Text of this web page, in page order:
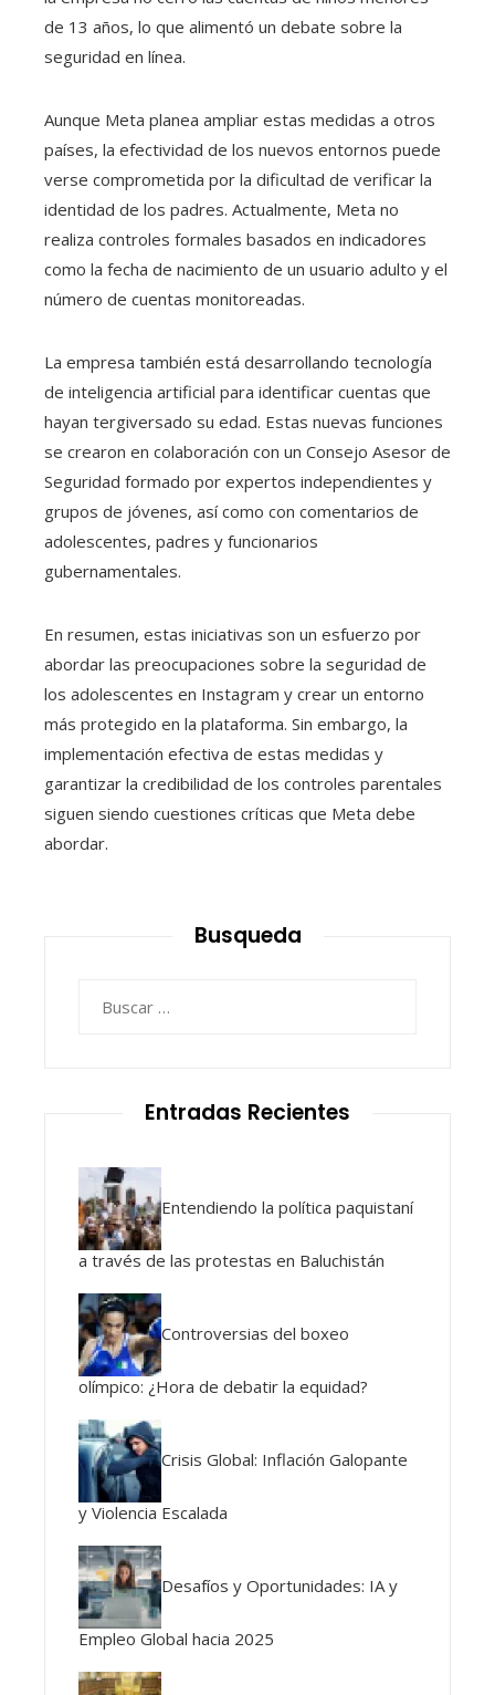
de 13 años, lo que alimentó un debate sobre la
seguridad en línea.
Aunque Meta planea ampliar estas medidas a otros
países, la efectividad de los nuevos entornos puede
verse comprometida por la dificultad de verificar la
identidad de los padres. Actualmente, Meta no
realiza controles formales basados ​​en indicadores
como la fecha de nacimiento de un usuario adulto y el
número de cuentas monitoreadas.
La empresa también está desarrollando tecnología
de inteligencia artificial para identificar cuentas que
hayan tergiversado su edad. Estas nuevas funciones
se crearon en colaboración con un Consejo Asesor de
Seguridad formado por expertos independientes y
grupos de jóvenes, así como con comentarios de
adolescentes, padres y funcionarios
gubernamentales.
En resumen, estas iniciativas son un esfuerzo por
abordar las preocupaciones sobre la seguridad de
los adolescentes en Instagram y crear un entorno
más protegido en la plataforma. Sin embargo, la
implementación efectiva de estas medidas y
garantizar la credibilidad de los controles parentales
siguen siendo cuestiones críticas que Meta debe
abordar.
Busqueda
Entradas Recientes
Entendiendo la política paquistaní
a través de las protestas en Baluchistán
Controversias del boxeo
olímpico: ¿Hora de debatir la equidad?
Crisis Global: Inflación Galopante
y Violencia Escalada
Desafíos y Oportunidades: IA y
Empleo Global hacia 2025